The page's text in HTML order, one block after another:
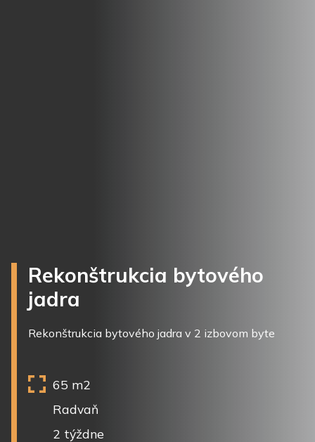
Rekonštrukcia bytového
jadra
Rekonštrukcia bytového jadra v 2 izbovom byte
65 m2
Radvaň
2 týždne